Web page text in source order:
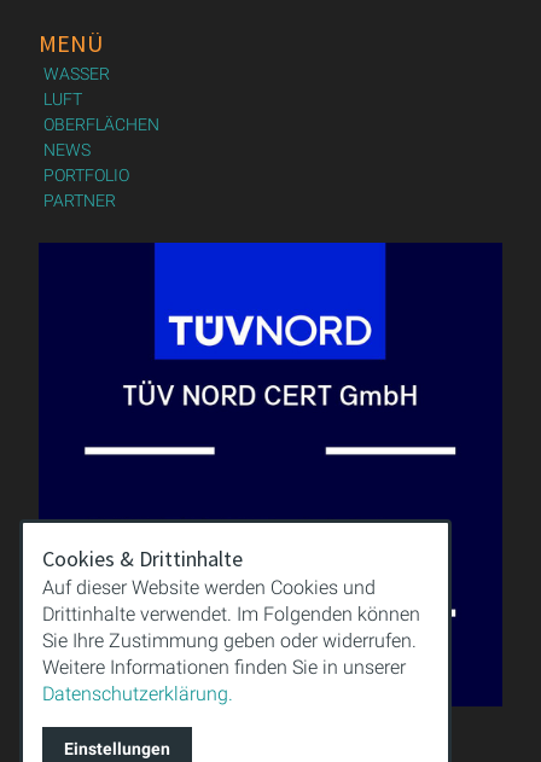
MENÜ
WASSER
LUFT
OBERFLÄCHEN
NEWS
PORTFOLIO
PARTNER
QUALITÄT
Cookies & Drittinhalte
Auf dieser Website werden Cookies und
Drittinhalte verwendet. Im Folgenden können
Sie Ihre Zustimmung geben oder widerrufen.
Weitere Informationen finden Sie in unserer
Datenschutzerklärung.
Einstellungen